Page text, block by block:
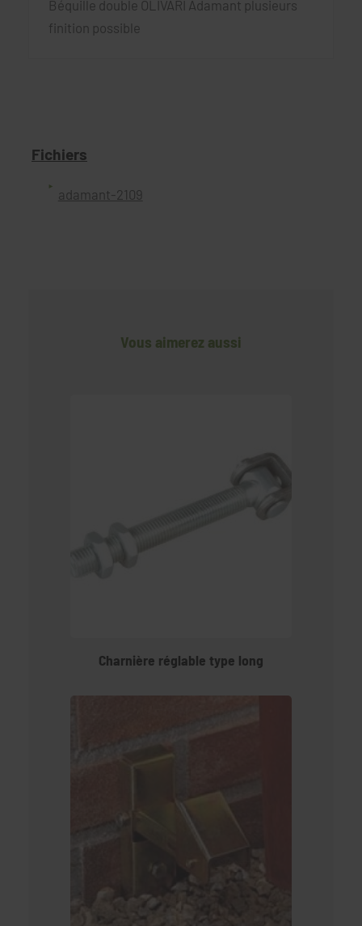
Béquille double OLIVARI Adamant plusieurs
finition possible
Fichiers
adamant-2109
Vous aimerez aussi
Charnière réglable type long